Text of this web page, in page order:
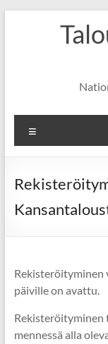
Rekisteröityminen
päiville on avattu.
Rekisteröityminen
mennessä alla